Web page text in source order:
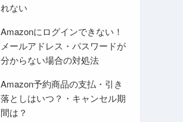
れない
Amazonにログインできない！
メールアドレス・パスワードが
分からない場合の対処法
Amazon予約商品の支払・引き
落としはいつ？・キャンセル期
間は？